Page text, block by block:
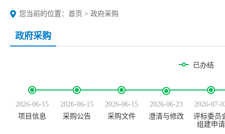
您当前的位置： 首页 > 政府采购
政府采购
已办结
2026-06-15
项目信息
2026-06-15
采购公告
2026-06-15
采购文件
2026-06-23
澄清与修改
2026-07-
评标委员
组建申请